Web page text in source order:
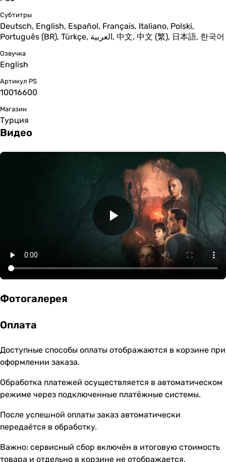
Субтитры
Deutsch, English, Español, Français, Italiano, Polski,
Português (BR), Türkçe, العربية, 中文, 中文 (繁), 日本語, 한국어
Озвучка
English
Артикул PS
10016600
Магазин
Турция
Видео
Фотогалерея
Оплата
Доступные способы оплаты отображаются в корзине при
оформлении заказа.
Обработка платежей осуществляется в автоматическом
режиме через подключенные платёжные системы.
После успешной оплаты заказ автоматически
передаётся в обработку.
Важно: сервисный сбор включён в итоговую стоимость
товара и отдельно в корзине не отображается.